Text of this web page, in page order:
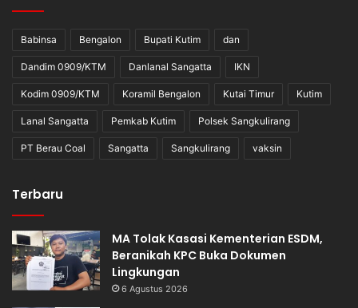
Babinsa Bengalon Bupati Kutim dan
Dandim 0909/KTM Danlanal Sangatta IKN
Kodim 0909/KTM Koramil Bengalon Kutai Timur Kutim
Lanal Sangatta Pemkab Kutim Polsek Sangkulirang
PT Berau Coal Sangatta Sangkulirang vaksin
Terbaru
MA Tolak Kasasi Kementerian ESDM,
Beranikah KPC Buka Dokumen
Lingkungan
6 Agustus 2026